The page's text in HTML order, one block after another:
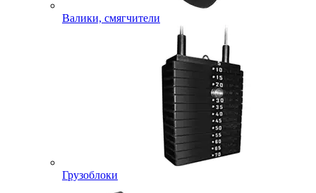
Валики, смягчители
Грузоблоки